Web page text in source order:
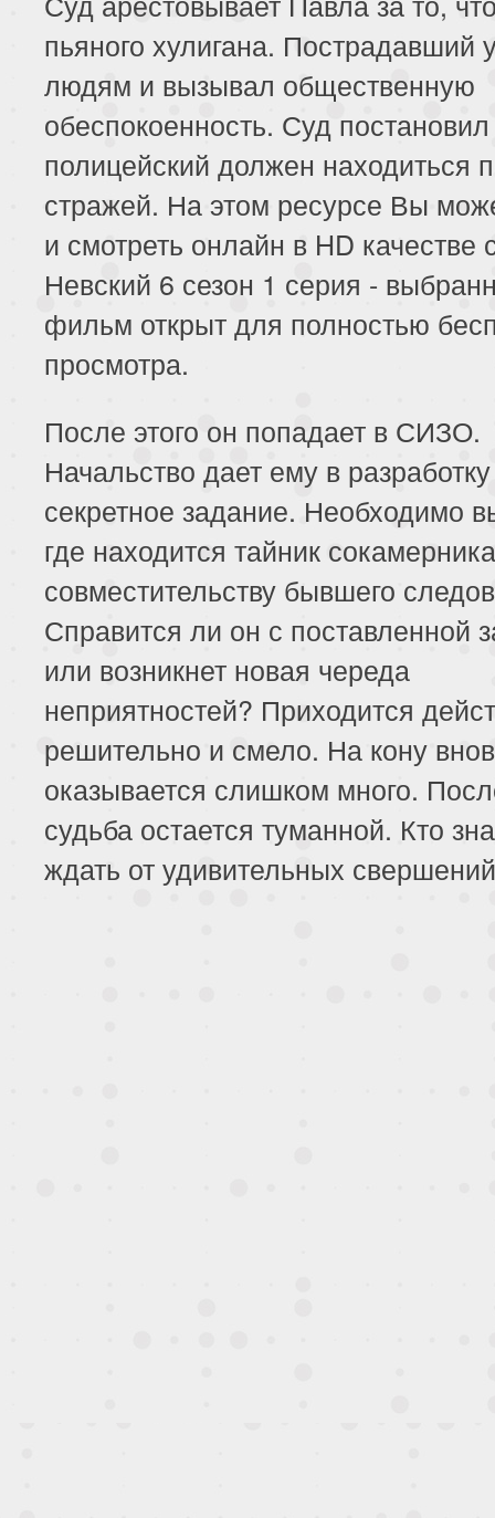
пьяного хулигана. Пострадавший
людям и вызывал общественную
обеспокоенность. Суд постановил
полицейский должен находиться
стражей. На этом ресурсе Вы
и смотреть онлайн в HD качестве
Невский 6 сезон 1 серия -
фильм открыт для полностью
просмотра.
После этого он попадает в СИЗО.
Начальство дает ему в разработку
секретное задание. Необходимо
где находится тайник
совместительству бывшего
Справится ли он с поставленной
или возникнет новая череда
неприятностей? Приходится
решительно и смело. На кону
оказывается слишком много.
судьба остается туманной. Кто
ждать от удивительных